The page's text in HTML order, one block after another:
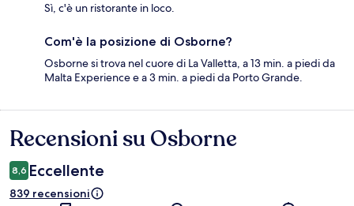
Sì, c'è un ristorante in loco.
Com'è la posizione di Osborne?
Osborne si trova nel cuore di La Valletta, a 13 min. a piedi da
Malta Experience e a 3 min. a piedi da Porto Grande.
Recensioni
Recensioni su Osborne
8,6 Eccellente
839 recensioni